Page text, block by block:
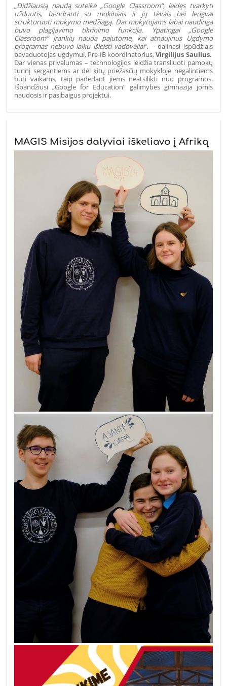
„Didžiausią naudą suteikė „Google Classroom“, leidęs tvarkyti
užduotis, bendrauti su mokiniais ir jų tėvais bei lengvai
struktūruoti mokymo medžiagą. Dar mokytojams labai naudinga
buvo plagijavimo tikrinimo funkcija. Ypatingai „Google
Classroom“ įrankių naudą pajutome, kai atnaujinus Ugdymo
programas nebuvo laiku išleisti vadovėliai“, – dalinasi įspūdžiais
pavaduotojas ugdymui, Pre-IB koordinatorius,Virgilijus Saulius.
Dar vienas privalumas – technologijos leidžia transliuoti pamokų
turinį sergantiems ar dėl kitų priežasčių mokykloje negalintiems
būti vaikams, taip padedant jiems neatsilikti nuo programos.
Išbandžiusi „Google for Education“ galimybes gimnazija jomis
naudosis ir pasibaigus projektui.
MAGIS Misijos dalyviai iškeliavo į Afriką